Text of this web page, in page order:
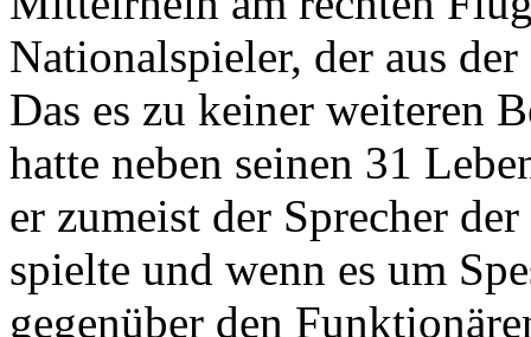
Nationalspieler, der aus
Das es zu keiner weiteren
hatte neben seinen 31
er zumeist der Sprecher
spielte und wenn es um
gegenüber den